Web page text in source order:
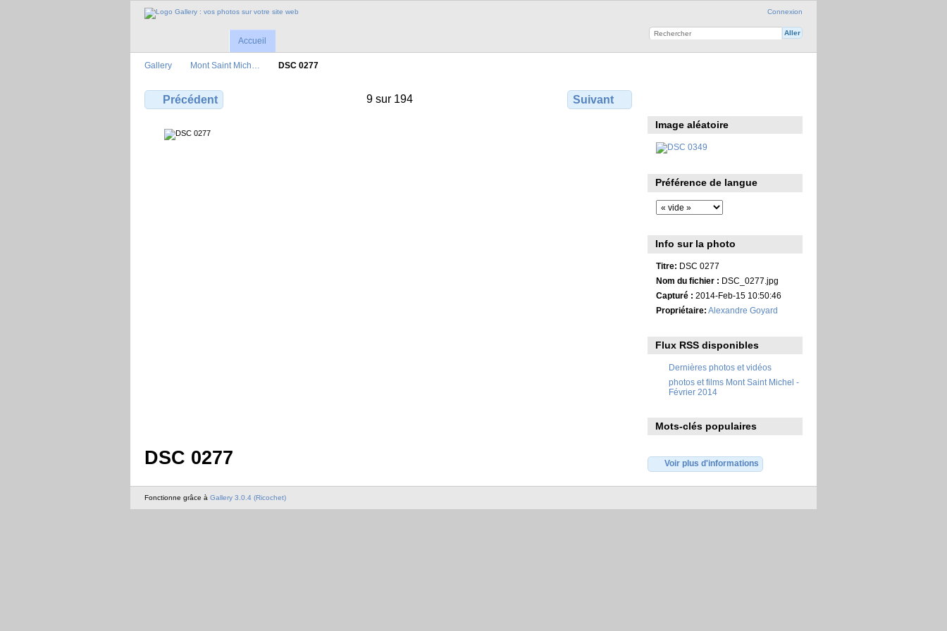
Connexion
Accueil
Gallery Mont Saint Mich… DSC 0277
Précédent 9 sur 194 Suivant
DSC 0277
Image aléatoire
Préférence de langue
Info sur la photo
Titre: DSC 0277
Nom du fichier : DSC_0277.jpg
Capturé : 2014-Feb-15 10:50:46
Propriétaire: Alexandre Goyard
Flux RSS disponibles
Dernières photos et vidéos
photos et films Mont Saint Michel -
Février 2014
Mots-clés populaires
Voir plus d'informations
Fonctionne grâce à Gallery 3.0.4 (Ricochet)